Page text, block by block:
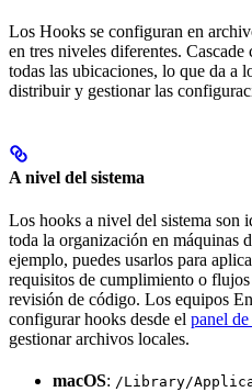
Los Hooks se configuran en
en tres niveles diferentes.
todas las ubicaciones, lo que da a
distribuir y gestionar las
A nivel del sistema
Los hooks a nivel del sistema son
toda la organización en máquinas
ejemplo, puedes usarlos para
requisitos de cumplimiento o
revisión de código. Los equipos
configurar hooks desde el panel
gestionar archivos locales.
macOS: /Library/